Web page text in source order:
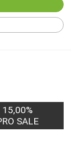
15,00%
SALE